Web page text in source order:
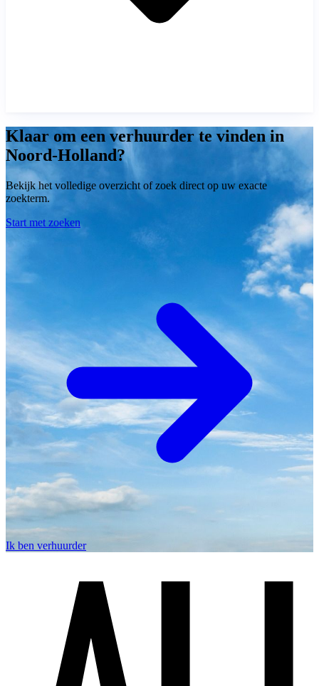
Klaar om een verhuurder te vinden in
Noord-Holland?
Bekijk het volledige overzicht of zoek direct op uw exacte
zoekterm.
Start met zoeken
Ik ben verhuurder